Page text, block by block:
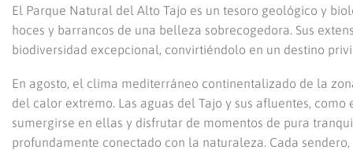
El Parque Natural del Alto Tajo es un tesoro geológico y
hoces y barrancos de una belleza sobrecogedora. Sus
biodiversidad excepcional, convirtiéndolo en un destino
En agosto, el clima mediterráneo continentalizado de la
del calor extremo. Las aguas del Tajo y sus afluentes,
sumergirse en ellas y disfrutar de momentos de pura
profundamente conectado con la naturaleza. Cada